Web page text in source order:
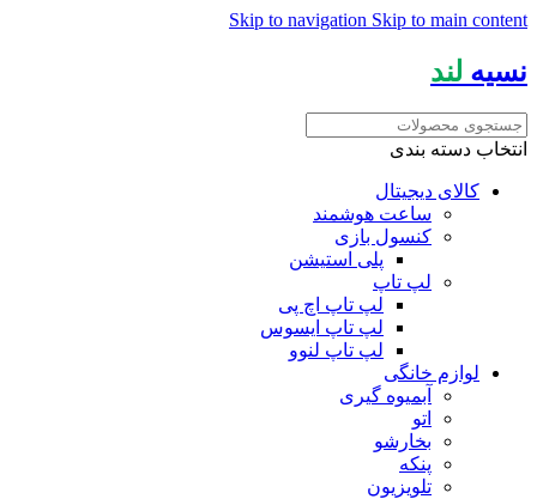
Skip to navigation Skip to main content
نسیه لند
انتخاب دسته بندی
کالای دیجیتال
ساعت هوشمند
کنسول بازی
پلی استیشن
لپ تاپ
لپ تاپ اچ پی
لپ تاپ ایسوس
لپ تاپ لنوو
لوازم خانگی
آبمیوه گیری
اتو
بخارشو
پنکه
تلویزیون